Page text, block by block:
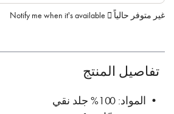
غير متوفر حالياً Notify me when it's available
تفاصيل المنتج
• المواد: 100% جلد نقي